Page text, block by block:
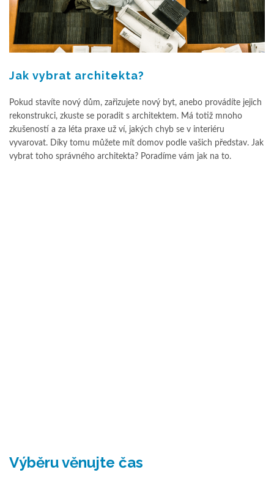
Jak vybrat architekta?
Pokud stavíte nový dům, zařizujete nový byt, anebo provádíte jejich
rekonstrukci, zkuste se poradit s architektem. Má totiž mnoho
zkušeností a za léta praxe už ví, jakých chyb se v interiéru
vyvarovat. Díky tomu můžete mít domov podle vašich představ. Jak
vybrat toho správného architekta? Poradíme vám jak na to.
Výběru věnujte čas